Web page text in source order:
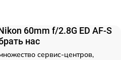
60mm f/2.8G ED AF-S
нас
сервис-центров,